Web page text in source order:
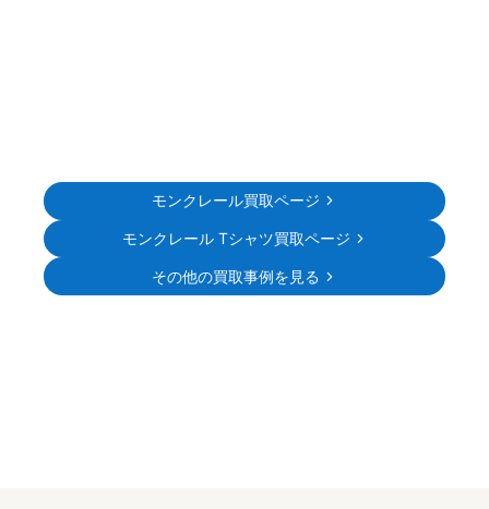
モンクレール買取ページ
モンクレール Tシャツ買取ページ
その他の買取事例を見る